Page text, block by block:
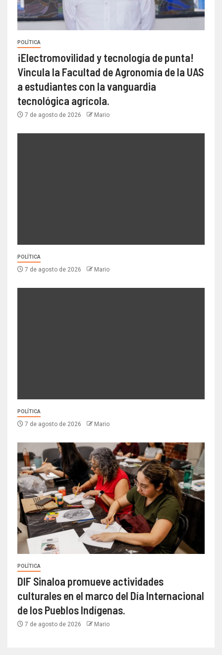
POLÍTICA
¡Electromovilidad y tecnología de punta!
Vincula la Facultad de Agronomía de la UAS
a estudiantes con la vanguardia
tecnológica agrícola.
7 de agosto de 2026 Mario
POLÍTICA
7 de agosto de 2026 Mario
POLÍTICA
7 de agosto de 2026 Mario
POLÍTICA
DIF Sinaloa promueve actividades
culturales en el marco del Día Internacional
de los Pueblos Indígenas.
7 de agosto de 2026 Mario